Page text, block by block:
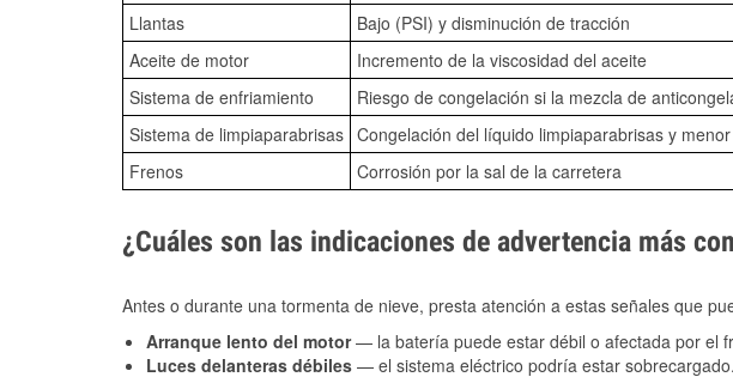
Llantas
Bajo (PSI) y disminución de tracción
Aceite de motor
Incremento de la viscosidad del aceite
Sistema de enfriamiento
Riesgo de congelación si la mezcla de
Sistema de limpiaparabrisas Congelación del líquido limpiaparabrisas y
Frenos
Corrosión por la sal de la carretera
¿Cuáles son las indicaciones de advertencia más
Antes o durante una tormenta de nieve, presta atención a estas señales que
Arranque lento del motor— la batería puede estar débil o afectada por el
Luces delanteras débiles — el sistema eléctrico podría estar sobrecargado.